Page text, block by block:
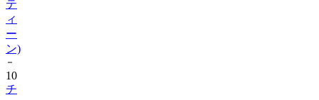
ー
ン)
10
チ
ャ
ン・